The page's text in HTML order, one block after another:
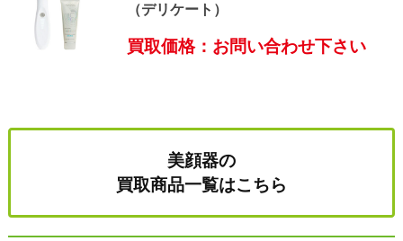
（デリケート）
買取価格：お問い合わせ下さい
美顔器の
買取商品一覧はこちら